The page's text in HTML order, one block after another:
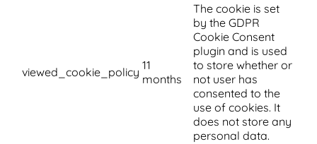
viewed_cookie_policy 11
months
The cookie is set
by the GDPR
Cookie Consent
plugin and is used
to store whether or
not user has
consented to the
use of cookies. It
does not store any
personal data.